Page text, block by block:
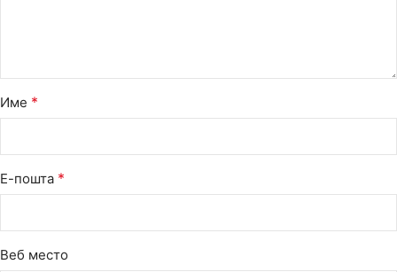
Име *
Е-пошта *
Веб место